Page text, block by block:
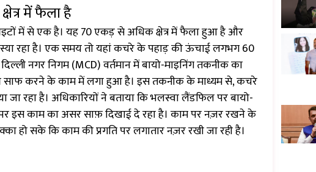
में फैला है
में से एक है। यह 70 एकड़ से अधिक क्षेत्र में फैला हुआ है और
रहा है। एक समय तो यहां कचरे के पहाड़ की ऊंचाई लगभग 60
नगर निगम (MCD) वर्तमान में बायो-माइनिंग तकनीक का
साफ करने के काम में लगा हुआ है। इस तकनीक के माध्यम से, कचरे
रहा है। अधिकारियों ने बताया कि भलस्वा लैंडफिल पर बायो-
इस काम का असर साफ़ दिखाई दे रहा है। काम पर नज़र रखने के
हो सके कि काम की प्रगति पर लगातार नज़र रखी जा रही है।